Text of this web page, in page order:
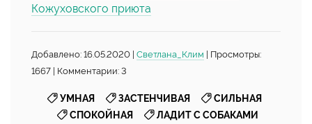
Кожуховского приюта
Добавлено: 16.05.2020 | Светлана_Клим | Просмотры:
1667 | Комментарии: 3
УМНАЯ ЗАСТЕНЧИВАЯ СИЛЬНАЯ
СПОКОЙНАЯ, ЛАДИТ С СОБАКАМИ